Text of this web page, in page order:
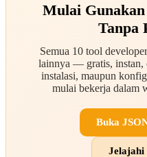
Mulai
Tanpa
Semua 10 tool
lainnya — gratis, instan,
instalasi, maupun
mulai bekerja dalam
Buka
Jelajahi